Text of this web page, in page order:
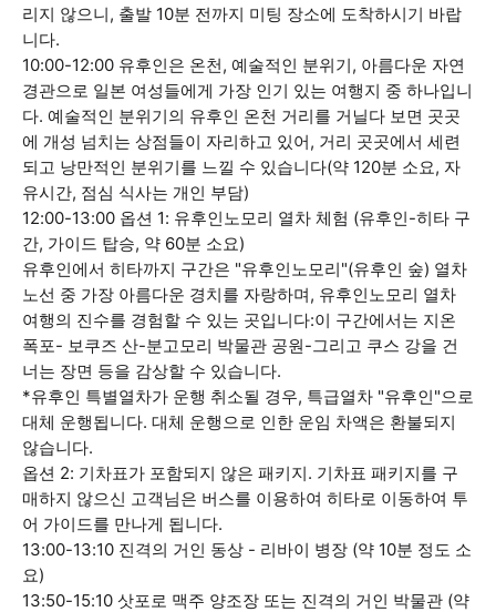
리지 않으니, 출발 10분 전까지 미팅 장소에 도착하시기 바랍
니다.
10:00-12:00 유후인은 온천, 예술적인 분위기, 아름다운 자연
경관으로 일본 여성들에게 가장 인기 있는 여행지 중 하나입니
다. 예술적인 분위기의 유후인 온천 거리를 거닐다 보면 곳곳
에 개성 넘치는 상점들이 자리하고 있어, 거리 곳곳에서 세련
되고 낭만적인 분위기를 느낄 수 있습니다(약 120분 소요, 자
유시간, 점심 식사는 개인 부담)
12:00-13:00 옵션 1: 유후인노모리 열차 체험 (유후인-히타 구
간, 가이드 탑승, 약 60분 소요)
유후인에서 히타까지 구간은 "유후인노모리"(유후인 숲) 열차
노선 중 가장 아름다운 경치를 자랑하며, 유후인노모리 열차
여행의 진수를 경험할 수 있는 곳입니다:이 구간에서는 지온
폭포- 보쿠즈 산-분고모리 박물관 공원-그리고 쿠스 강을 건
너는 장면 등을 감상할 수 있습니다.
*유후인 특별열차가 운행 취소될 경우, 특급열차 "유후인"으로
대체 운행됩니다. 대체 운행으로 인한 운임 차액은 환불되지
않습니다.
옵션 2: 기차표가 포함되지 않은 패키지. 기차표 패키지를 구
매하지 않으신 고객님은 버스를 이용하여 히타로 이동하여 투
어 가이드를 만나게 됩니다.
13:00-13:10 진격의 거인 동상 - 리바이 병장 (약 10분 정도 소
요)
13:50-15:10 삿포로 맥주 양조장 또는 진격의 거인 박물관 (약